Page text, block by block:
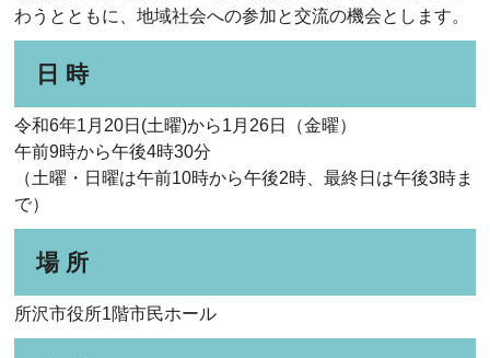
わうとともに、地域社会への参加と交流の機会とします。
日 時
令和6年1月20日(土曜)から1月26日（金曜）
午前9時から午後4時30分
（土曜・日曜は午前10時から午後2時、最終日は午後3時ま
で）
場 所
所沢市役所1階市民ホール